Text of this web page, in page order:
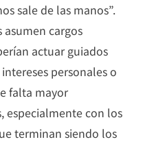
sale de las manos”.
asumen cargos
actuar guiados
personales o
falta mayor
especialmente con los
terminan siendo los